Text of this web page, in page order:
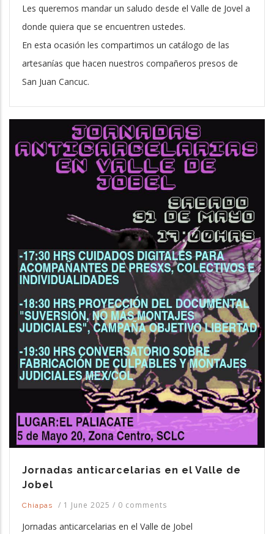
Les queremos mandar un saludo desde el Valle de Jovel a
donde quiera que se encuentren ustedes.
En esta ocasión les compartimos un catálogo de las
artesanías que hacen nuestros compañeros presos de
San Juan Cancuc.
Jornadas anticarcelarias en el Valle de
Jobel
Chiapas / 1 June 2025 / 0 comments
Jornadas anticarcelarias en el Valle de Jobel